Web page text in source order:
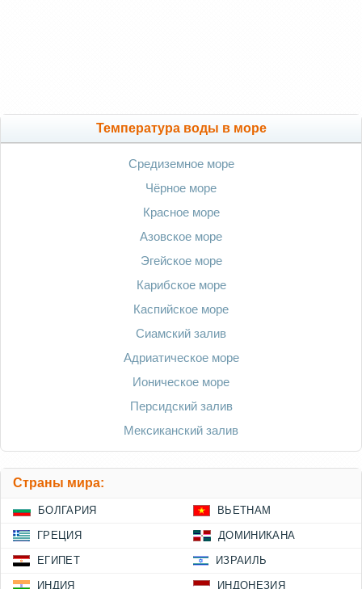
Температура воды в море
Средиземное море
Чёрное море
Красное море
Азовское море
Эгейское море
Карибское море
Каспийское море
Сиамский залив
Адриатическое море
Ионическое море
Персидский залив
Мексиканский залив
Страны мира:
БОЛГАРИЯ ВЬЕТНАМ
ГРЕЦИЯ ДОМИНИКАНА
ЕГИПЕТ ИЗРАИЛЬ
ИНДИЯ ИНДОНЕЗИЯ